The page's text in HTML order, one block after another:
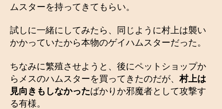
ムスターを持ってきてもらい。
試しに一緒にしてみたら、同じように村上は襲い
かかっていたから本物のゲイハムスターだった。
ちなみに繁殖させようと、後にペットショップか
らメスのハムスターを買ってきたのだが、村上は
見向きもしなかったばかりか邪魔者として攻撃す
る有様。